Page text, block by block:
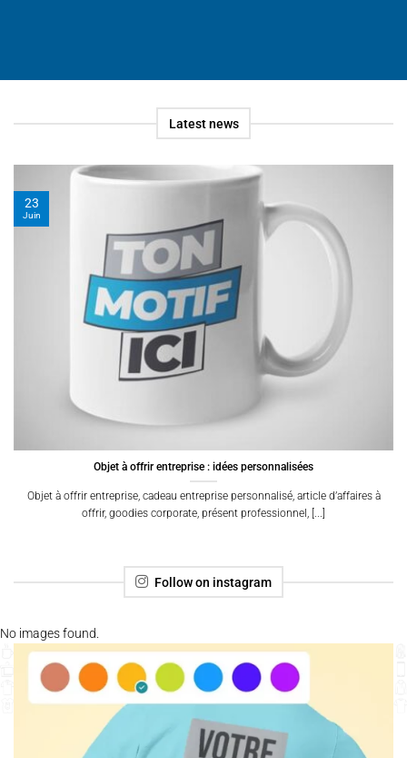
Latest news
Objet à offrir entreprise : idées personnalisées
Objet à offrir entreprise, cadeau entreprise personnalisé, article d’affaires à
offrir, goodies corporate, présent professionnel, [...]
23
Juin
Follow on instagram
No images found.